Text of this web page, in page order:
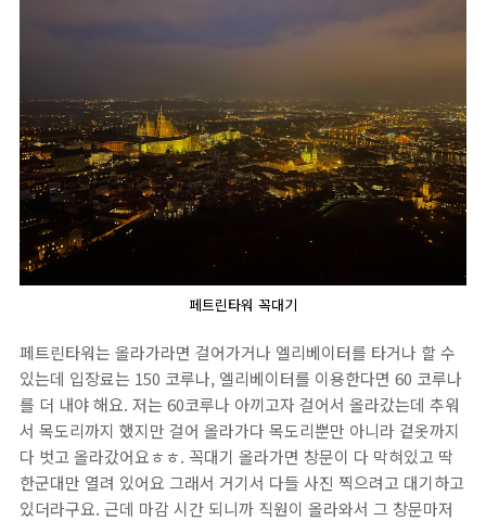
페트린타워 꼭대기
페트린타워는 올라가라면 걸어가거나 엘리베이터를 타거나 할 수
있는데 입장료는 150 코루나, 엘리베이터를 이용한다면 60 코루나
를 더 내야 해요. 저는 60코루나 아끼고자 걸어서 올라갔는데 추워
서 목도리까지 했지만 걸어 올라가다 목도리뿐만 아니라 겉옷까지
다 벗고 올라갔어요ㅎㅎ. 꼭대기 올라가면 창문이 다 막혀있고 딱
한군대만 열려 있어요 그래서 거기서 다들 사진 찍으려고 대기하고
있더라구요. 근데 마감 시간 되니까 직원이 올라와서 그 창문마저